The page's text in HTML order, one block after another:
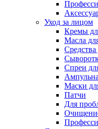
Уход за лицом
Кремы
Масла
Средства
Спреи
Маски
Патчи
Для